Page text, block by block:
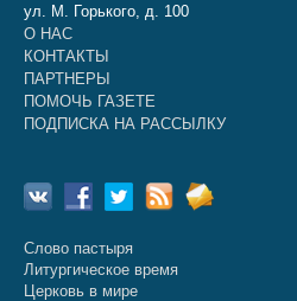
ул. М. Горького, д. 100
О НАС
КОНТАКТЫ
ПАРТНЕРЫ
ПОМОЧЬ ГАЗЕТЕ
ПОДПИСКА НА РАССЫЛКУ
Слово пастыря
Литургическое время
Церковь в мире